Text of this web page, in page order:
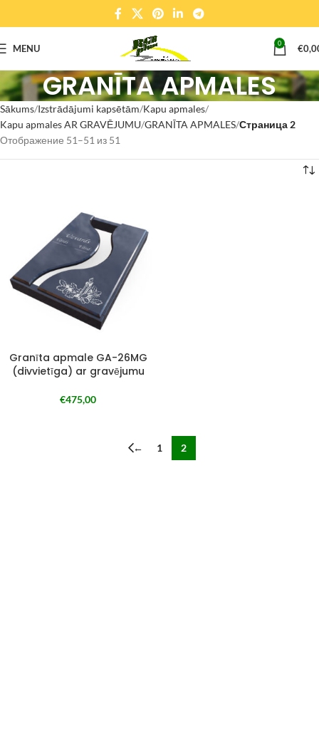
MENU 0 €
GRANĪTA APMALES
Sākums Izstrādājumi kapsētām Kapu apmales
Kapu apmales AR GRAVĒJUMU GRANĪTA APMALES Страница 2
Отображение 51–51 из 51
Granīta apmale GA-26MG
(divvietīga) ar gravējumu
€475,00
← 1 2